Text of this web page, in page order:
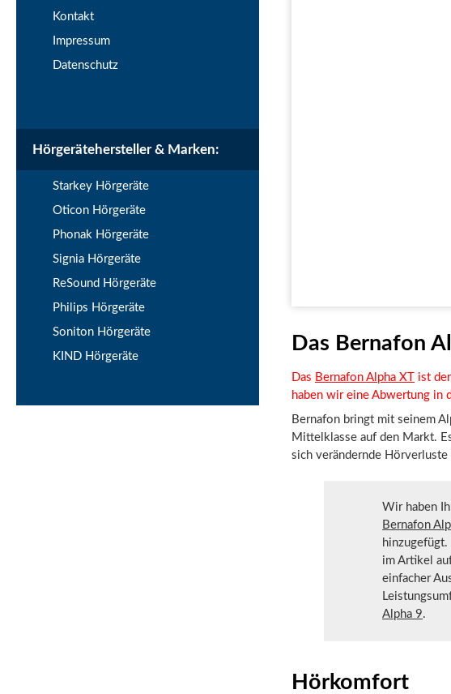
Das Bernafon
Das Bernafon Alpha XT ist
haben wir eine Abwertung in
Bernafon bringt mit seinem
Mittelklasse auf den Markt.
sich verändernde
Wir haben
Bernafon
im Artikel
einfacher
Alpha 9.
Hörkomfort
Kontakt
Impressum
Datenschutz
Hörgerätehersteller & Marken:
Starkey Hörgeräte
Oticon Hörgeräte
Phonak Hörgeräte
Signia Hörgeräte
ReSound Hörgeräte
Philips Hörgeräte
Soniton Hörgeräte
KIND Hörgeräte